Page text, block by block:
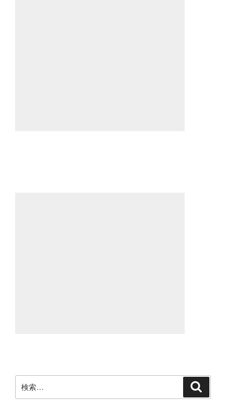
索: